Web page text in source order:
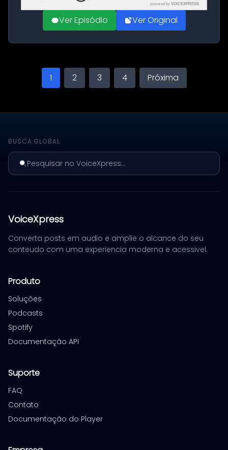
powered by VOICEXPRESS
Ver Episódio Ver Original
1 2 3 4 Próxima
BUSCA GLOBAL
Pesquisar no VoiceXpress...
VoiceXpress
Converta posts em audio e amplie o alcance do seu
conteudo com uma experiencia moderna e acessivel.
Produto
Soluções
Podcasts
Spotify
Documentação API
Suporte
FAQ
Contato
Documentação do Player